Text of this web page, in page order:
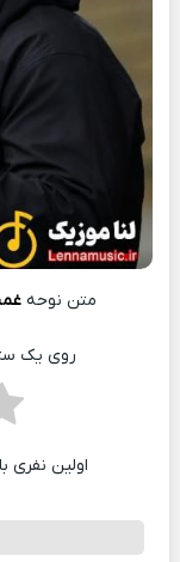
متن نوحه
روی یک
اولین نفری